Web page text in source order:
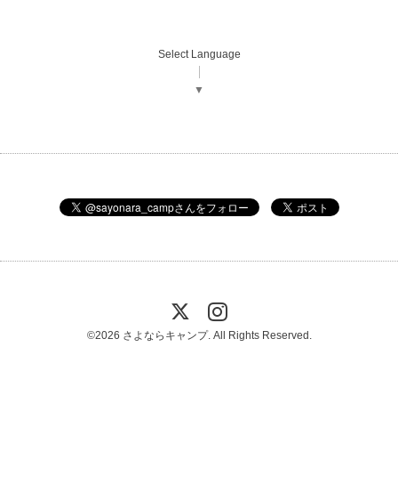
Select Language
▼
©2026 さよならキャンプ. All Rights Reserved.